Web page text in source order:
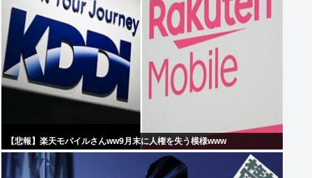
【悲報】楽天モバイルさんww9月末に人権を失う模様www